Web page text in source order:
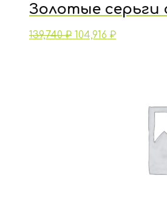
Золотые
139,740₽ 104,916 ₽